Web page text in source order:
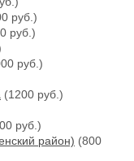
руб.)
руб.)
руб.)
(1200 руб.)
руб.)
район) (800